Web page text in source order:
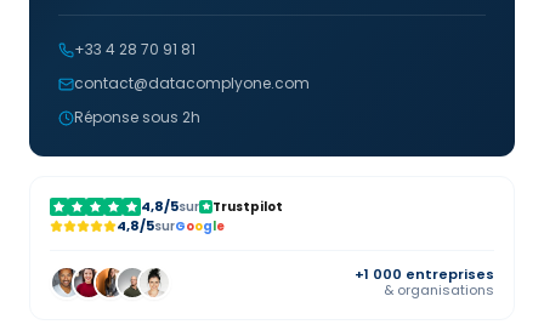
+33 4 28 70 91 81
contact@datacomplyone.com
Réponse sous 2h
4,8/5sur Trustpilot
4,8/5surGoogle
+1 000 entreprises
& organisations